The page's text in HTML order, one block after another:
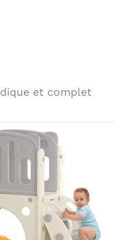
et complet